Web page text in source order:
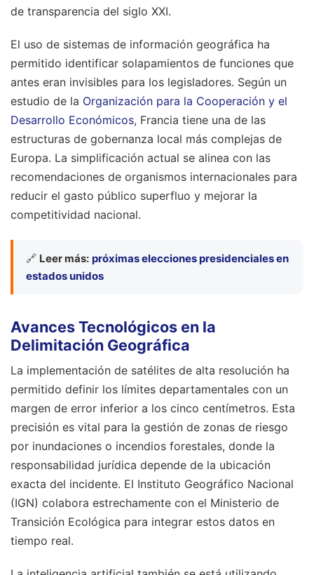
de transparencia del siglo XXI.
El uso de sistemas de información geográfica ha
permitido identificar solapamientos de funciones que
antes eran invisibles para los legisladores. Según un
estudio de la Organización para la Cooperación y el
Desarrollo Económicos, Francia tiene una de las
estructuras de gobernanza local más complejas de
Europa. La simplificación actual se alinea con las
recomendaciones de organismos internacionales para
reducir el gasto público superfluo y mejorar la
competitividad nacional.
🔗 Leer más: próximas elecciones presidenciales en
estados unidos
Avances Tecnológicos en la
Delimitación Geográfica
La implementación de satélites de alta resolución ha
permitido definir los límites departamentales con un
margen de error inferior a los cinco centímetros. Esta
precisión es vital para la gestión de zonas de riesgo
por inundaciones o incendios forestales, donde la
responsabilidad jurídica depende de la ubicación
exacta del incidente. El Instituto Geográfico Nacional
(IGN) colabora estrechamente con el Ministerio de
Transición Ecológica para integrar estos datos en
tiempo real.